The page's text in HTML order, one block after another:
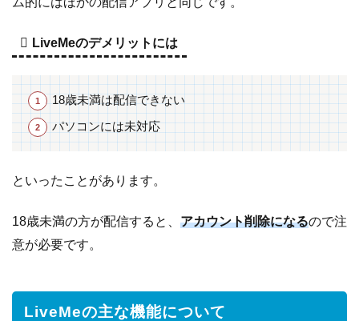
LiveMeのデメリットには
18歳未満は配信できない
パソコンには未対応
といったことがあります。
18歳未満の方が配信すると、 アカウント削除になるので注
意が必要です。
LiveMeの主な機能について